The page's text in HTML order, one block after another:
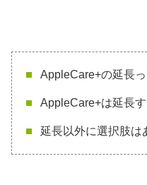
AppleCare+の延長
AppleCare+は延長す
延長以外に選択肢は